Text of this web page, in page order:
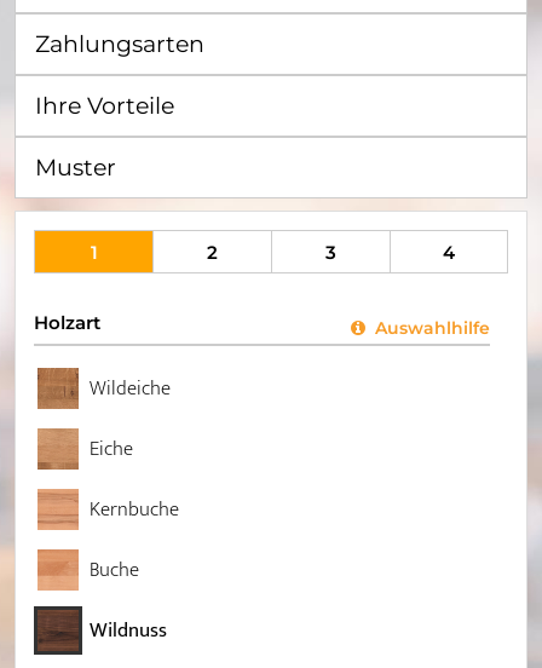
Zahlungsarten
Ihre Vorteile
Muster
1 2 3 4
Holzart Auswahlhilfe
Wildeiche
Eiche
Kernbuche
Buche
Wildnuss